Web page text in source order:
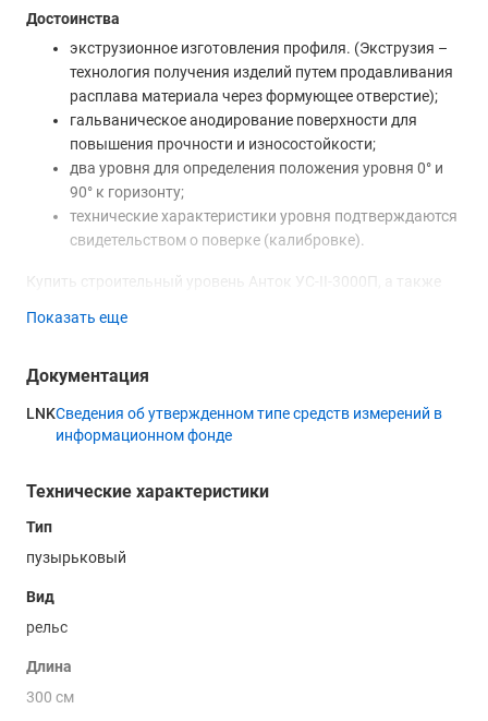
Достоинства
экструзионное изготовления профиля. (Экструзия –
технология получения изделий путем продавливания
расплава материала через формующее отверстие);
гальваническое анодирование поверхности для
повышения прочности и износостойкости;
два уровня для определения положения уровня 0° и
90° к горизонту;
технические характеристики уровня подтверждаются
свидетельством о поверке (калибровке).
Купить строительный уровень Анток УС-II-3000П, а также
магазине, по телефону или непосредственно на сайте с
Показать еще
Документация
LNKСведения об утвержденном типе средств измерений в
информационном фонде
Технические характеристики
Тип
пузырьковый
Вид
рельс
Длина
300 см